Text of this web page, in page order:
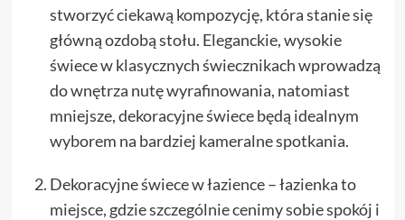
stworzyć ciekawą kompozycję, która stanie się
główną ozdobą stołu. Eleganckie, wysokie
świece w klasycznych świecznikach wprowadzą
do wnętrza nutę wyrafinowania, natomiast
mniejsze, dekoracyjne świece będą idealnym
wyborem na bardziej kameralne spotkania.
Dekoracyjne świece w łazience – łazienka to
miejsce, gdzie szczególnie cenimy sobie spokój i